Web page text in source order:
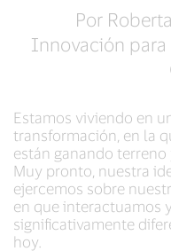
Por
Innovación para
Estamos viviendo en
transformación, en la
están ganando terreno
Muy pronto, nuestra
ejercemos sobre
en que interactuamos
significativamente
hoy.